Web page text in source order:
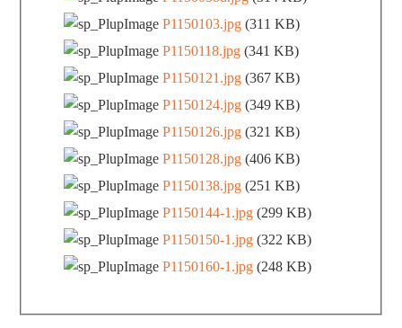
P1150103.jpg (311 KB)
P1150118.jpg (341 KB)
P1150121.jpg (367 KB)
P1150124.jpg (349 KB)
P1150126.jpg (321 KB)
P1150128.jpg (406 KB)
P1150138.jpg (251 KB)
P1150144-1.jpg (299 KB)
P1150150-1.jpg (322 KB)
P1150160-1.jpg (248 KB)